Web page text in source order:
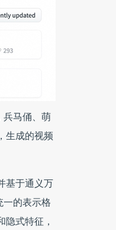
兵马俑、萌
生成的视频
基于通义万
一的表示格
式特征，